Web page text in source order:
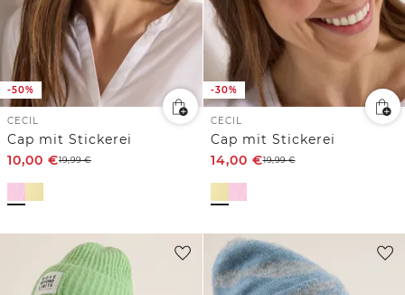
-50%
CECIL
Cap mit Stickerei
10,00 €19,99€
-30%
CECIL
Cap mit Stickerei
14,00 €19,99€